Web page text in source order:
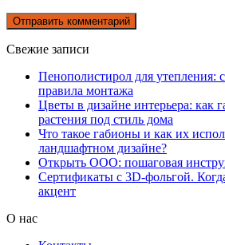
Свежие записи
Пенополистирол для утепления:
правила монтажа
Цветы в дизайне интерьера: как
растения под стиль дома
Что такое габионы и как их
ландшафтном дизайне?
Открыть ООО: пошаговая
Сертификаты с 3D-фольгой.
акцент
О нас